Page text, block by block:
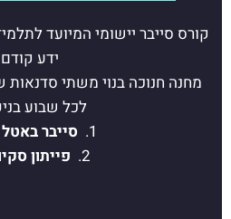
קורס סייבר יישומי המיועד
ידע
מחנה חנוכה בנוי משתי
לכל שבוע
1. סייבר באטל
2. פייתון